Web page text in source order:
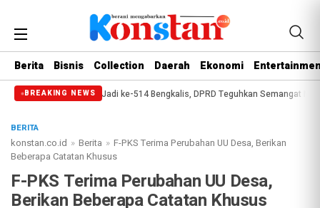
Berita Bisnis Collection Daerah Ekonomi
BREAKING NEWS
Hari Jadi ke-514 Bengkalis, DPRD Teguhkan Semangat Membangun
BERITA
konstan.co.id » Berita » F-PKS Terima Perubahan UU Desa, Berikan
Beberapa Catatan Khusus
F-PKS Terima Perubahan UU Desa,
Berikan Beberapa Catatan Khusus